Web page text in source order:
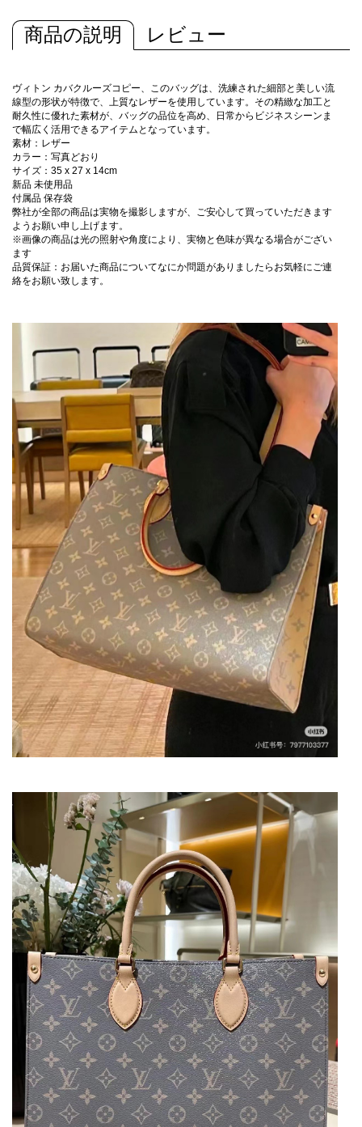
商品の説明 レビュー
ヴィトン カバクルーズコピー、このバッグは、洗練された細部と美しい流
線型の形状が特徴で、上質なレザーを使用しています。その精緻な加工と
耐久性に優れた素材が、バッグの品位を高め、日常からビジネスシーンま
で幅広く活用できるアイテムとなっています。
素材：レザー
カラー：写真どおり
サイズ：35 x 27 x 14cm
新品 未使用品
付属品 保存袋
弊社が全部の商品は実物を撮影しますが、ご安心して買っていただきます
ようお願い申し上げます。
※画像の商品は光の照射や角度により、実物と色味が異なる場合がござい
ます
品質保証：お届いた商品についてなにか問題がありましたらお気軽にご連
絡をお願い致します。